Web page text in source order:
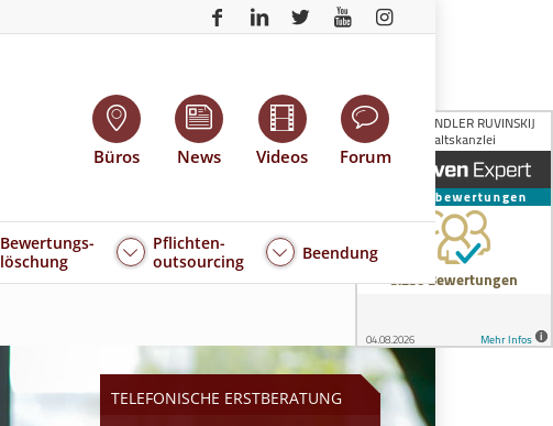
Büros News Videos Forum
Bewertungs-
löschung
Pflichten-
outsourcing
Beendung
TELEFONISCHE ERSTBERATUNG